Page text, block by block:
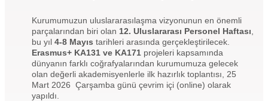
Kurumumuzun uluslararasılaşma vizyonunun en önemli
parçalarından biri olan 12. Uluslararası Personel Haftası
bu yıl 4-8 Mayıs tarihleri arasında gerçekleştirilecek.
Erasmus+ KA131 ve KA171 projeleri kapsamında
dünyanın farklı coğrafyalarından kurumumuza gelecek
olan değerli akademisyenlerle ilk hazırlık toplantısı, 25
Mart 2026 Çarşamba günü çevrim içi (online) olarak
yapıldı.